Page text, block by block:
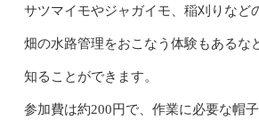
サツマイモやジャガイモ、稲刈りなど
畑の水路管理をおこなう体験もあるな
知ることができます。
参加費は約200円で、作業に必要な帽